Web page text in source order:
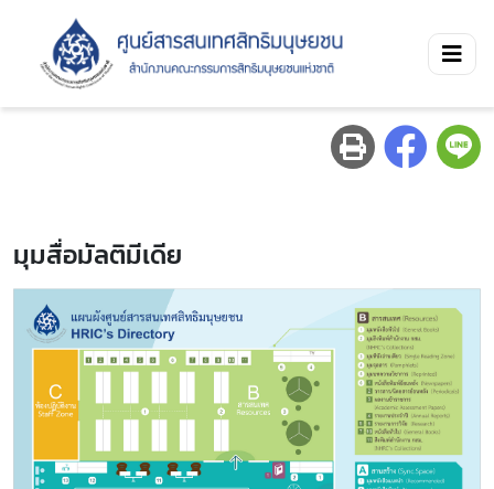
มุมสื่อมัลติมีเดีย